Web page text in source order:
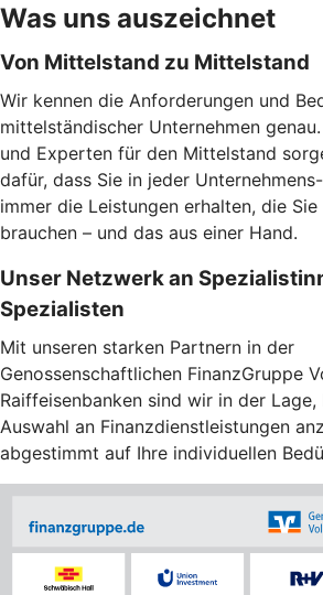
Was uns auszeichnet
Von Mittelstand zu Mittelstand
Wir kennen die Anforderungen und
mittelständischer Unternehmen
und Experten für den Mittelstand
dafür, dass Sie in jeder
immer die Leistungen erhalten, die
brauchen – und das aus einer Hand.
Unser Netzwerk an
Spezialisten
Mit unseren starken Partnern in der
Genossenschaftlichen FinanzGruppe
Raiffeisenbanken sind wir in der
Auswahl an Finanzdienstleistungen
abgestimmt auf Ihre individuellen